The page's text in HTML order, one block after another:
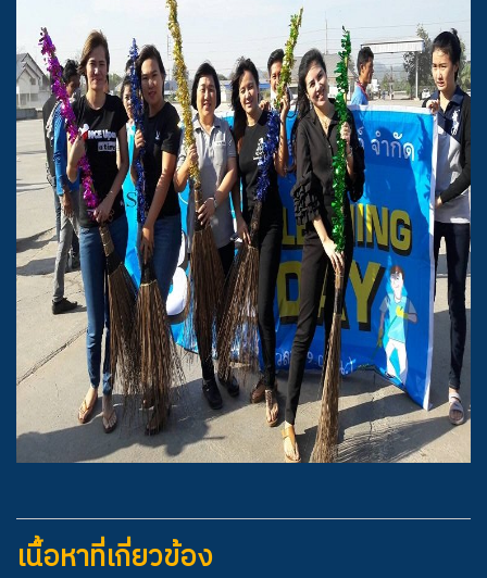
เนื้อหาที่เกี่ยวข้อง